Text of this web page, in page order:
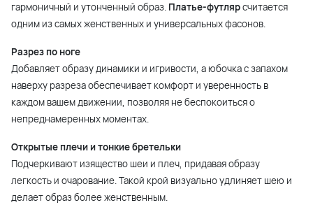
гармоничный и утонченный образ. Платье-футлярсчитается
одним из самых женственных и универсальных фасонов.
Разрез по ноге
Добавляет образу динамики и игривости, а юбочка с запахом
наверху разреза обеспечивает комфорт и уверенность в
каждом вашем движении, позволяя не беспокоиться о
непреднамеренных моментах.
Открытые плечи и тонкие бретельки
Подчеркивают изящество шеи и плеч, придавая образу
легкость и очарование. Такой крой визуально удлиняет шею и
делает образ более женственным.